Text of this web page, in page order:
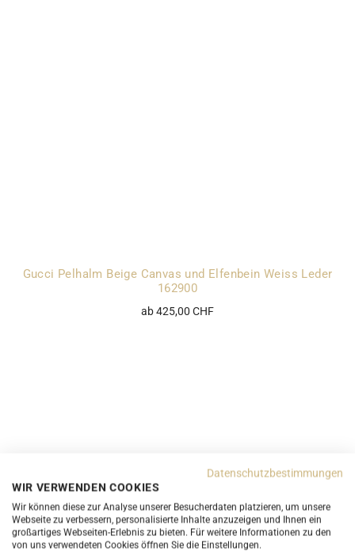
Gucci Pelhalm Beige Canvas und Elfenbein Weiss Leder
162900
ab 425,00 CHF
Datenschutzbestimmungen
WIR VERWENDEN COOKIES
Wir können diese zur Analyse unserer Besucherdaten platzieren, um unsere
Webseite zu verbessern, personalisierte Inhalte anzuzeigen und Ihnen ein
großartiges Webseiten-Erlebnis zu bieten. Für weitere Informationen zu den
von uns verwendeten Cookies öffnen Sie die Einstellungen.